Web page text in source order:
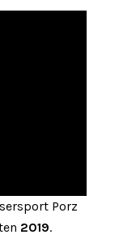
Porz
2019.